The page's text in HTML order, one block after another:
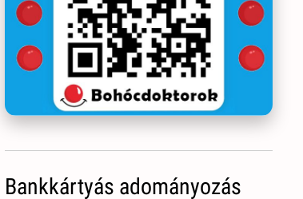
Bankkártyás adományozás